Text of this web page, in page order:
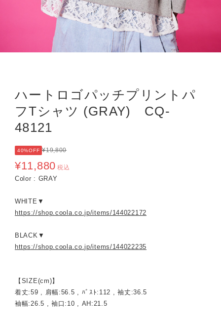
ハートロゴパッチプリントパ
フTシャツ (GRAY) CQ-
48121
40%OFF ¥19,800
¥11,880 税込
Color : GRAY
WHITE▼
https://shop.coola.co.jp/items/144022172
BLACK▼
https://shop.coola.co.jp/items/144022235
【SIZE(cm)】
着丈:59 , 肩幅:56.5 , ﾊﾞｽﾄ:112 , 袖丈:36.5
袖幅:26.5 , 袖口:10 , AH:21.5